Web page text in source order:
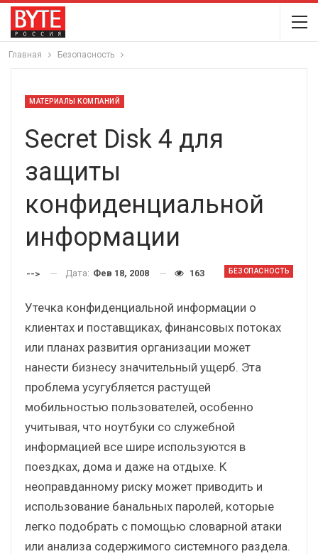
Главная Безопасность
МАТЕРИАЛЫ КОМПАНИЙ
Secret Disk 4 для
защиты
конфиденциальной
информации
БЕЗОПАСНОСТЬ
--> Дата: Фев 18, 2008 163
Утечка конфиденциальной информации о
клиентах и поставщиках, финансовых потоках
или планах развития организации может
нанести бизнесу значительный ущерб. Эта
проблема усугубляется растущей
мобильностью пользователей, особенно
учитывая, что ноутбуки со служебной
информацией все шире используются в
поездках, дома и даже на отдыхе. К
неоправданному риску может приводить и
использование банальных паролей, которые
легко подобрать с помощью словарной атаки
или анализа содержимого системного раздела.